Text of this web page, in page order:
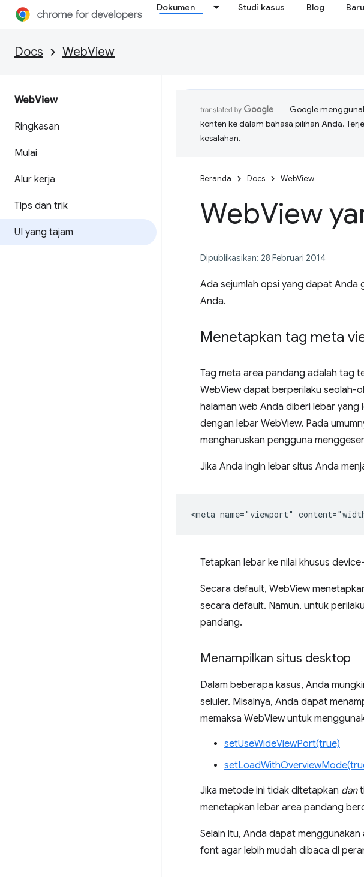
Dokumen Studi kasus Blog
Docs WebView
WebView
Ringkasan
Mulai
Alur kerja
Tips dan trik
UI yang tajam
Google
konten ke dalam bahasa pilihan Anda.
kesalahan.
Beranda Docs WebView
WebView
Dipublikasikan: 28 Februari 2014
Ada sejumlah opsi yang dapat Anda
Anda.
Menetapkan tag meta
Tag meta area pandang adalah tag
WebView dapat berperilaku seolah-
halaman web Anda diberi lebar yang
dengan lebar WebView. Pada
mengharuskan pengguna
Jika Anda ingin lebar situs Anda
Tetapkan lebar ke nilai khusus
Secara default, WebView
secara default. Namun, untuk
pandang.
Menampilkan situs desktop
Dalam beberapa kasus, Anda
seluler. Misalnya, Anda dapat
memaksa WebView untuk
setUseWideViewPort(true)
Jika metode ini tidak ditetapkan dan
menetapkan lebar area pandang
Selain itu, Anda dapat
font agar lebih mudah dibaca di